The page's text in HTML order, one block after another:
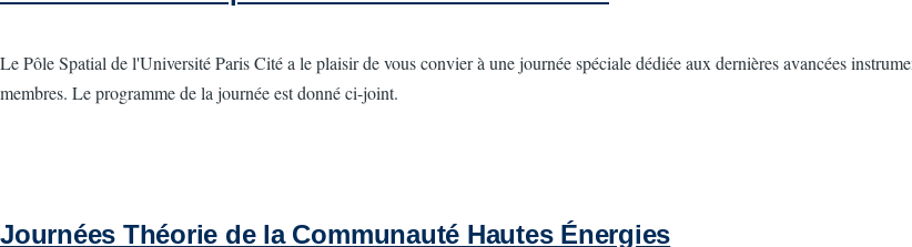
Le Pôle Spatial de l'Université Paris Cité a le plaisir de vous convier à une journée spéciale dédiée aux dernières avancées
membres. Le programme de la journée est donné ci-joint.
Journées Théorie de la Communauté Hautes Énergies